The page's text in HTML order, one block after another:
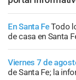
En Santa FeTodo
de casa en Santa
Viernes 7 de
de Santa Fe; la